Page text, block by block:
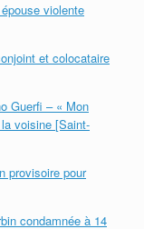
violente
et colocataire
Guerfi – « Mon
voisine [Saint-
provisoire pour
condamnée à 14